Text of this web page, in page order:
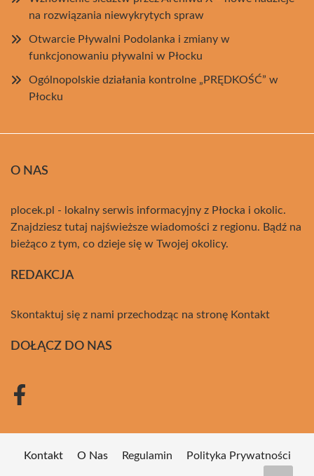
na rozwiązania niewykrytych spraw
Otwarcie Pływalni Podolanka i zmiany w
funkcjonowaniu pływalni w Płocku
Ogólnopolskie działania kontrolne „PRĘDKOŚĆ” w
Płocku
O NAS
plocek.pl - lokalny serwis informacyjny z Płocka i okolic.
Znajdziesz tutaj najświeższe wiadomości z regionu. Bądź na
bieżąco z tym, co dzieje się w Twojej okolicy.
REDAKCJA
Skontaktuj się z nami przechodząc na stronę Kontakt
DOŁĄCZ DO NAS
Kontakt O Nas Regulamin Polityka Prywatności